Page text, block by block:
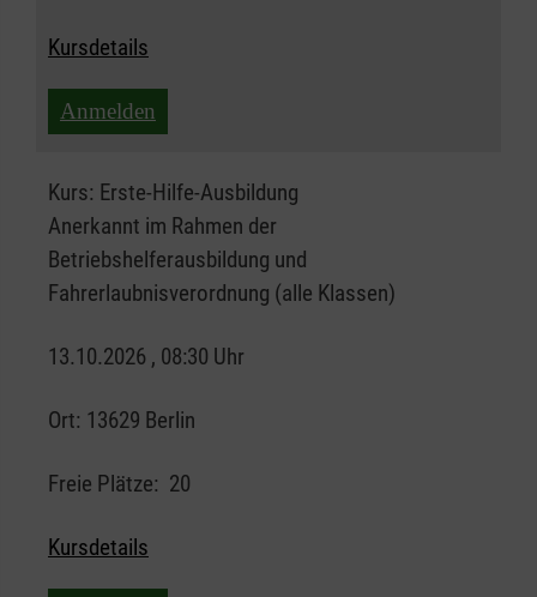
Kursdetails
Anmelden
Kurs: Erste-Hilfe-Ausbildung
Anerkannt im Rahmen der
Betriebshelferausbildung und
Fahrerlaubnisverordnung (alle Klassen)
13.10.2026 , 08:30 Uhr
Ort: 13629 Berlin
Freie Plätze: 20
Kursdetails